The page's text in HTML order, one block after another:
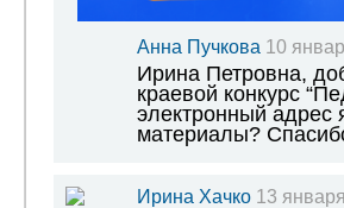
Анна Пучкова 10
Ирина Петровна,
краевой конкурс
электронный адрес
материалы?
Ирина Хачко 13